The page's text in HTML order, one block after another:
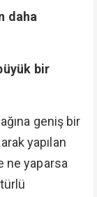
daha
bir
geniş bir
yapılan
ne yaparsa